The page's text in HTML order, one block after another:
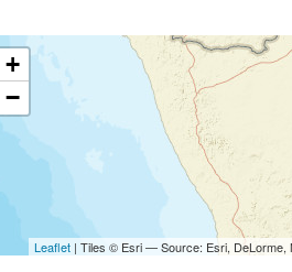
+
−
Leaflet| Tiles © Esri — Source: Esri, DeLorme,